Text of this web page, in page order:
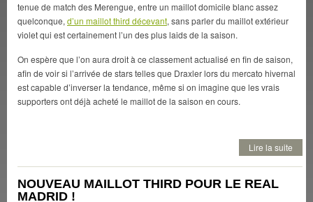
tenue de match des Merengue, entre un maillot domicile blanc assez
quelconque, d’un maillot third décevant, sans parler du maillot extérieur
violet qui est certainement l’un des plus laids de la saison.
On espère que l’on aura droit à ce classement actualisé en fin de saison,
afin de voir si l’arrivée de stars telles que Draxler lors du mercato hivernal
est capable d’inverser la tendance, même si on imagine que les vrais
supporters ont déjà acheté le maillot de la saison en cours.
Lire la suite
NOUVEAU MAILLOT THIRD POUR LE REAL
MADRID !